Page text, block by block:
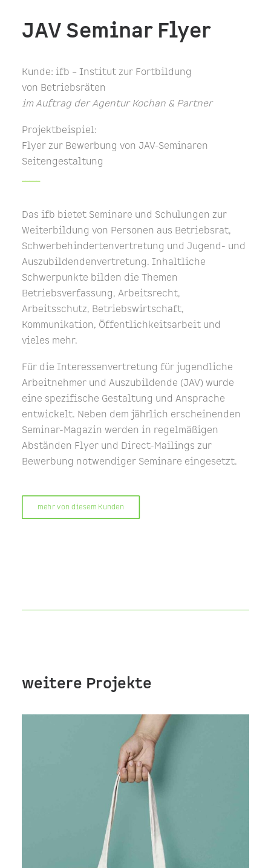
JAV Seminar Flyer
Kunde: ifb – Institut zur Fortbildung
von Betriebsräten
im Auftrag der Agentur Kochan & Partner
Projektbeispiel:
Flyer zur Bewerbung von JAV-Seminaren
Seitengestaltung
_____
Das ifb bietet Seminare und Schulungen zur
Weiterbildung von Personen aus Betriebsrat,
Schwerbehindertenvertretung und Jugend- und
Auszubildendenvertretung. Inhaltliche
Schwerpunkte bilden die Themen
Betriebsverfassung, Arbeitsrecht,
Arbeitsschutz, Betriebswirtschaft,
Kommunikation, Öffentlichkeitsarbeit und
vieles mehr.
Für die Interessenvertretung für jugendliche
Arbeitnehmer und Auszubildende (JAV) wurde
eine spezifische Gestaltung und Ansprache
entwickelt. Neben dem jährlich erscheinenden
Seminar-Magazin werden in regelmäßigen
Abständen Flyer und Direct-Mailings zur
Bewerbung notwendiger Seminare eingesetzt.
mehr von diesem Kunden
weitere Projekte